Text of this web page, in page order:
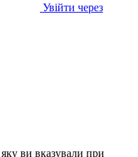
Увійти через
ви вказували при